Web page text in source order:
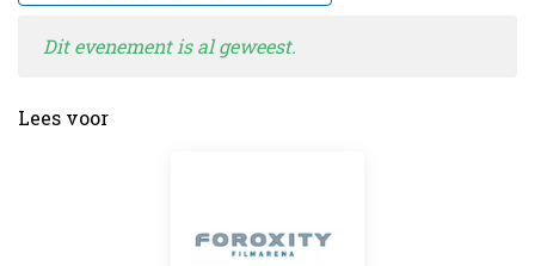
Dit evenement is al geweest.
Lees voor